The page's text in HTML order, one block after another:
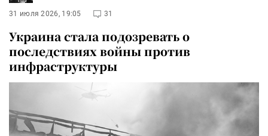
31 июля 2026, 19:05 31
Украина стала подозревать о
последствиях войны против
инфраструктуры